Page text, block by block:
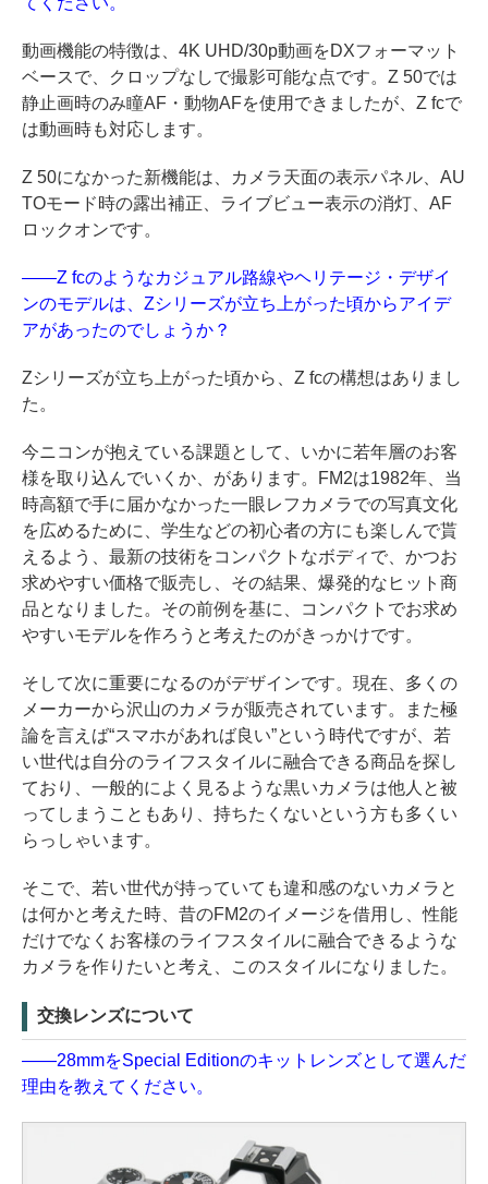
動画機能の特徴は、4K UHD/30p動画をDXフォーマット
ベースで、クロップなしで撮影可能な点です。Z 50では
静止画時のみ瞳AF・動物AFを使用できましたが、Z fcで
は動画時も対応します。
Z 50になかった新機能は、カメラ天面の表示パネル、AU
TOモード時の露出補正、ライブビュー表示の消灯、AF
ロックオンです。
——Z fcのようなカジュアル路線やヘリテージ・デザイ
ンのモデルは、Zシリーズが立ち上がった頃からアイデ
アがあったのでしょうか？
Zシリーズが立ち上がった頃から、Z fcの構想はありまし
た。
今ニコンが抱えている課題として、いかに若年層のお客
様を取り込んでいくか、があります。FM2は1982年、当
時高額で手に届かなかった一眼レフカメラでの写真文化
を広めるために、学生などの初心者の方にも楽しんで貰
えるよう、最新の技術をコンパクトなボディで、かつお
求めやすい価格で販売し、その結果、爆発的なヒット商
品となりました。その前例を基に、コンパクトでお求め
やすいモデルを作ろうと考えたのがきっかけです。
そして次に重要になるのがデザインです。現在、多くの
メーカーから沢山のカメラが販売されています。また極
論を言えば“スマホがあれば良い”という時代ですが、若
い世代は自分のライフスタイルに融合できる商品を探し
ており、一般的によく見るような黒いカメラは他人と被
ってしまうこともあり、持ちたくないという方も多くい
らっしゃいます。
そこで、若い世代が持っていても違和感のないカメラと
は何かと考えた時、昔のFM2のイメージを借用し、性能
だけでなくお客様のライフスタイルに融合できるような
カメラを作りたいと考え、このスタイルになりました。
交換レンズについて
——28mmをSpecial Editionのキットレンズとして選んだ
理由を教えてください。